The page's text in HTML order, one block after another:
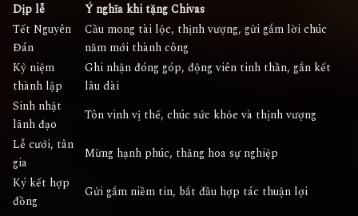
Dịp lễ
Ý nghĩa khi tặng Chivas
Tết Nguyên
Đán
Cầu mong tài lộc, thịnh vượng, gửi gắm lời chúc
năm mới thành công
Kỷ niệm
thành lập
Ghi nhận đóng góp, động viên tinh thần, gắn kết
lâu dài
Sinh nhật
lãnh đạo
Tôn vinh vị thế, chúc sức khỏe và thịnh vượng
Lễ cưới, tân
gia
Mừng hạnh phúc, thăng hoa sự nghiệp
Ký kết hợp
đồng
Gửi gắm niềm tin, bắt đầu hợp tác thuận lợi